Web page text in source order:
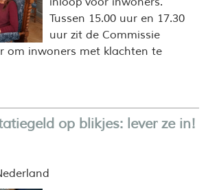
Tussen 15.00 uur en 17.30
uur zit de Commissie
om inwoners met klachten te
op blikjes: lever ze in!